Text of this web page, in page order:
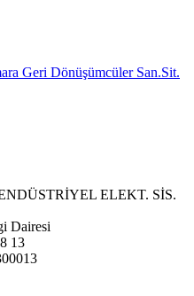
Geri Dönüşümcüler San.Sit.
ELEKT. SİS.
Dairesi
13